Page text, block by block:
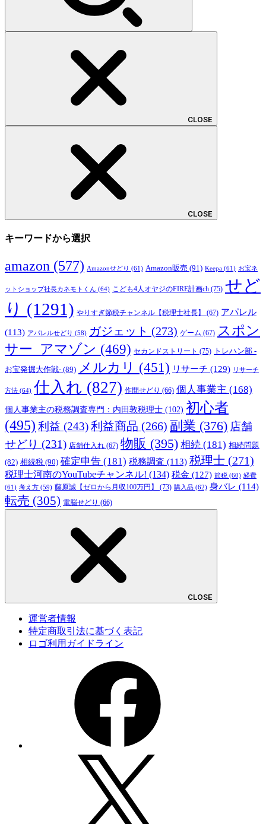
CLOSE
CLOSE
キーワードから選択
amazon (577) Amazonせどり (61) Amazon販売 (91) Keepa (61) お宝ネ
ットショップ社長カネモトくん (64) こども4人オヤジのFIRE計画ch (75) せど
り (1291) やりすぎ節税チャンネル【税理士社長】 (67) アパレル
(113) アパレルせどり (58) ガジェット (273) ゲーム (67) スポン
サー_アマゾン (469) セカンドストリート (75) トレハン部 -
お宝発掘大作戦- (89) メルカリ (451) リサーチ (129) リサーチ
方法 (64) 仕入れ (827) 作間せどり (66) 個人事業主 (168)
個人事業主の税務調査専門：内田敦税理士 (102) 初心者
(495) 利益 (243)利益商品 (266) 副業 (376) 店舗
せどり (231) 店舗仕入れ (67) 物販 (395) 相続 (181) 相続問題
(82) 相続税 (90) 確定申告 (181) 税務調査 (113) 税理士 (271)
税理士河南のYouTubeチャンネル! (134) 税金 (127) 節税 (60) 経費
(61) 考え方 (59) 藤原誠【ゼロから月収100万円】 (73) 購入品 (62) 身バレ (114)
転売 (305) 電脳せどり (66)
CLOSE
運営者情報
特定商取引法に基づく表記
ロゴ利用ガイドライン